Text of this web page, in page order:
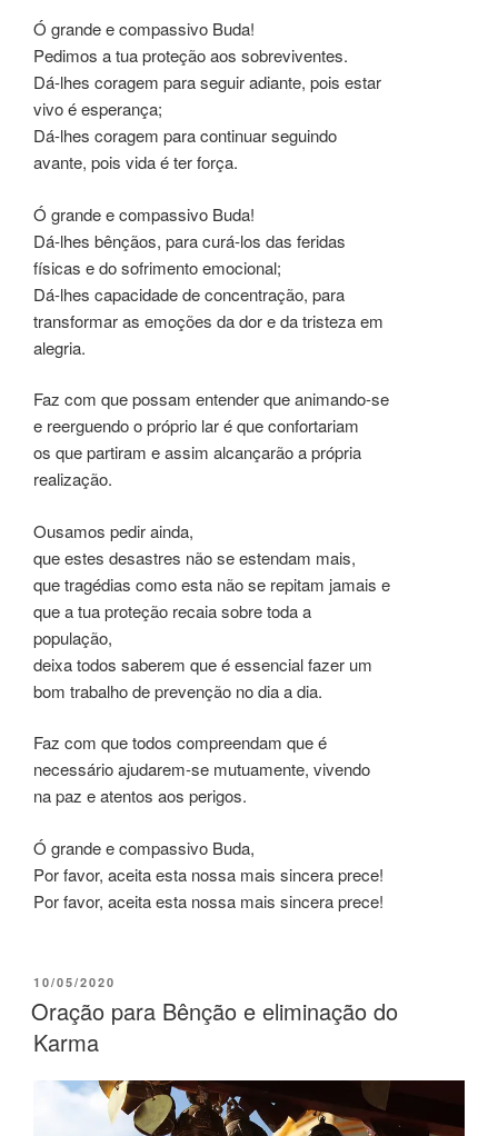
Ó grande e compassivo Buda!
Pedimos a tua proteção aos sobreviventes.
Dá-lhes coragem para seguir adiante, pois estar
vivo é esperança;
Dá-lhes coragem para continuar seguindo
avante, pois vida é ter força.
Ó grande e compassivo Buda!
Dá-lhes bênçãos, para curá-los das feridas
físicas e do sofrimento emocional;
Dá-lhes capacidade de concentração, para
transformar as emoções da dor e da tristeza em
alegria.
Faz com que possam entender que animando-se
e reerguendo o próprio lar é que confortariam
os que partiram e assim alcançarão a própria
realização.
Ousamos pedir ainda,
que estes desastres não se estendam mais,
que tragédias como esta não se repitam jamais e
que a tua proteção recaia sobre toda a
população,
deixa todos saberem que é essencial fazer um
bom trabalho de prevenção no dia a dia.
Faz com que todos compreendam que é
necessário ajudarem-se mutuamente, vivendo
na paz e atentos aos perigos.
Ó grande e compassivo Buda,
Por favor, aceita esta nossa mais sincera prece!
Por favor, aceita esta nossa mais sincera prece!
10/05/2020
Oração para Bênção e eliminação do
Karma